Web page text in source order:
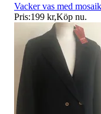
Vacker vas med
Pris:199 kr,Köp nu.